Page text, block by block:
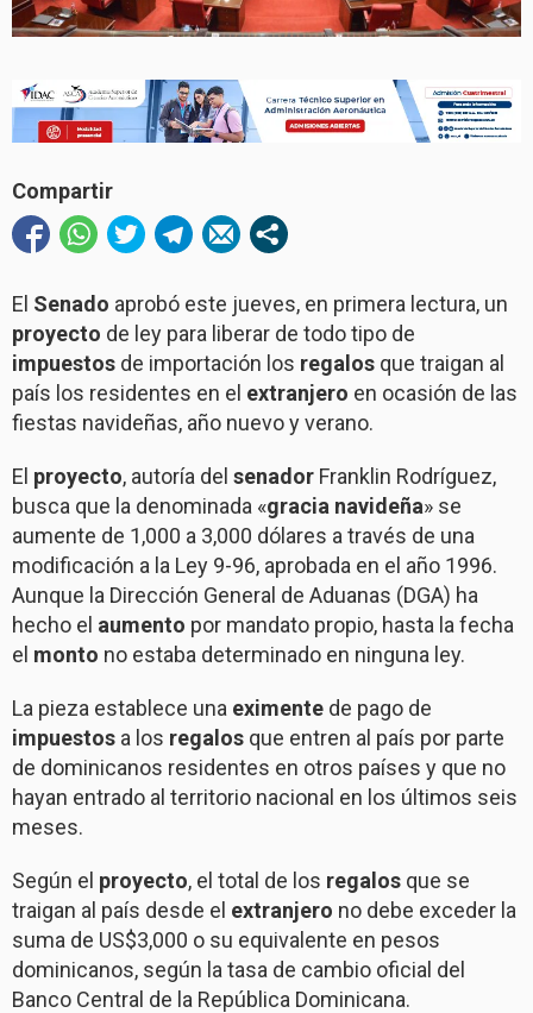
Compartir
El Senado aprobó este jueves, en primera lectura, un
proyecto de ley para liberar de todo tipo de
impuestos de importación los regalos que traigan al
país los residentes en el extranjero en ocasión de las
fiestas navideñas, año nuevo y verano.
El proyecto, autoría del senador Franklin Rodríguez,
busca que la denominada «gracia navideña» se
aumente de 1,000 a 3,000 dólares a través de una
modificación a la Ley 9-96, aprobada en el año 1996.
Aunque la Dirección General de Aduanas (DGA) ha
hecho el aumento por mandato propio, hasta la fecha
el monto no estaba determinado en ninguna ley.
La pieza establece una eximente de pago de
impuestos a los regalos que entren al país por parte
de dominicanos residentes en otros países y que no
hayan entrado al territorio nacional en los últimos seis
meses.
Según el proyecto, el total de los regalos que se
traigan al país desde el extranjero no debe exceder la
suma de US$3,000 o su equivalente en pesos
dominicanos, según la tasa de cambio oficial del
Banco Central de la República Dominicana.